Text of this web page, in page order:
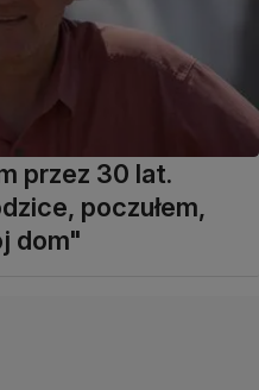
przez 30 lat.
poczułem,
dom"